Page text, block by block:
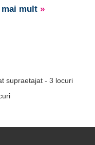
mult »
supraetajat - 3 locuri